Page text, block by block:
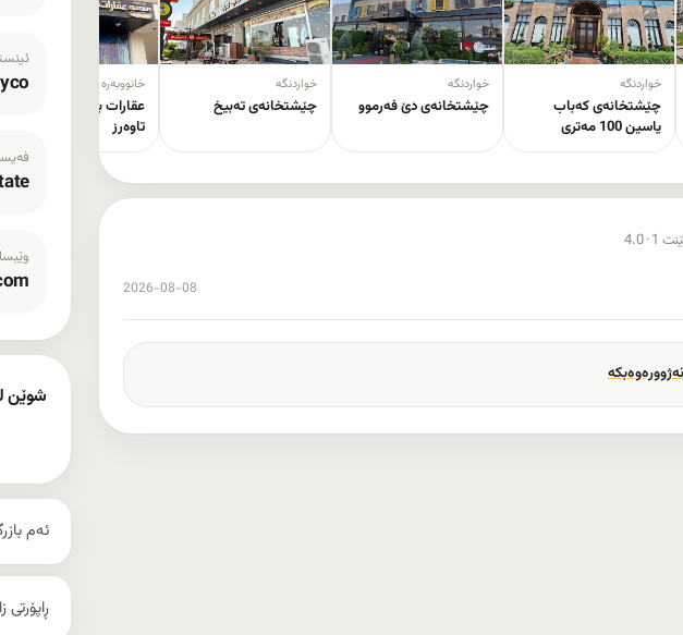
خواردنگە
چێشتخانەی کەباب
یاسین 100 مەتری
خواردنگە
چێشتخانەی دێ فەرموو
خواردنگە
چێشتخانەی تەبیخ
خانووبەرە
عقارات بزنس دەی ڕووبی
تاوەرز
2026-08-08
شوێن
ئەم
ڕاپۆرتی